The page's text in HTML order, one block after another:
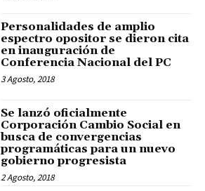
Personalidades de amplio
espectro opositor se dieron cita
en inauguración de
Conferencia Nacional del PC
3 Agosto, 2018
Se lanzó oficialmente
Corporación Cambio Social en
busca de convergencias
programáticas para un nuevo
gobierno progresista
2 Agosto, 2018